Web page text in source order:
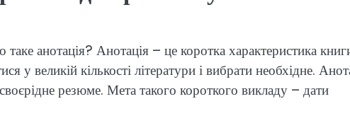
анотація? Анотація – це коротка характеристика
у великій кількості літератури і вибрати необхідне.
резюме. Мета такого короткого викладу – дати